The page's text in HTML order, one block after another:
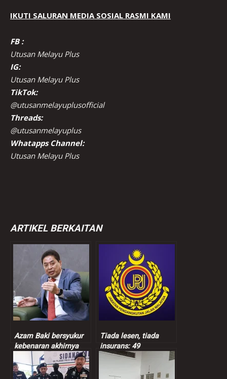
IKUTI SALURAN MEDIA SOSIAL RASMI KAMI
FB :
Utusan Melayu Plus
IG:
Utusan Melayu Plus
TikTok:
@utusanmelayuplusofficial
Threads:
@utusanmelayuplus
Whatapps Channel:
Utusan Melayu Plus
ARTIKEL BERKAITAN
Azam Baki bersyukur
kebenaran akhirnya
terbukti
Tiada lesen, tiada
insurans: 49
kenderaan dipandu
warga asing disita